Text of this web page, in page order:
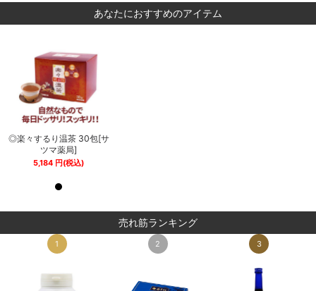
あなたにおすすめのアイテム
◎楽々するり温茶 30包[サ
ツマ薬局]
5,184 円 (税込)
売れ筋ランキング
1 2 3